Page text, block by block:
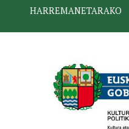
HARREMANETARAKO